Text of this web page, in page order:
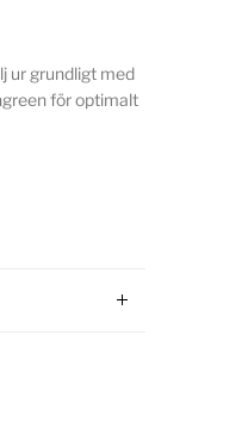
ur grundligt med
för optimalt